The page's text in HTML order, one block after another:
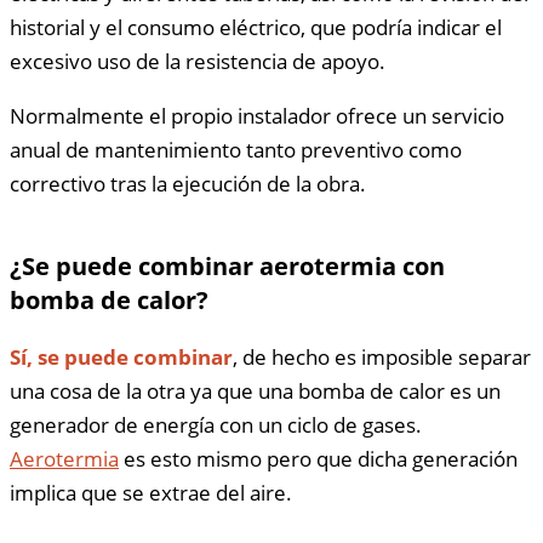
historial y el consumo eléctrico, que podría indicar el
excesivo uso de la resistencia de apoyo.
Normalmente el propio instalador ofrece un servicio
anual de mantenimiento tanto preventivo como
correctivo tras la ejecución de la obra.
¿Se puede combinar aerotermia con
bomba de calor?
Sí, se puede combinar, de hecho es imposible separar
una cosa de la otra ya que una bomba de calor es un
generador de energía con un ciclo de gases.
Aerotermia es esto mismo pero que dicha generación
implica que se extrae del aire.